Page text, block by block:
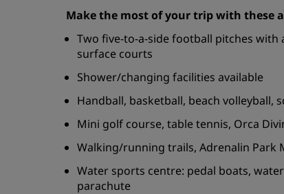
Make the most of your trip with these
Two five-to-a-side football pitches
surface courts
Shower/changing facilities available
Handball, basketball, beach volleyball,
Mini golf course, table tennis, Orca
Walking/running trails, Adrenalin Park
Water sports centre: pedal boats,
parachute